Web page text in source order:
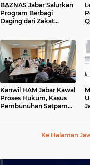
BAZNAS Jabar Salurkan
Program Berbagi
Daging dari Zakat
Purwakarta
Kanwil HAM Jabar Kawal
Proses Hukum, Kasus
Pembunuhan Satpam
Ke Halaman